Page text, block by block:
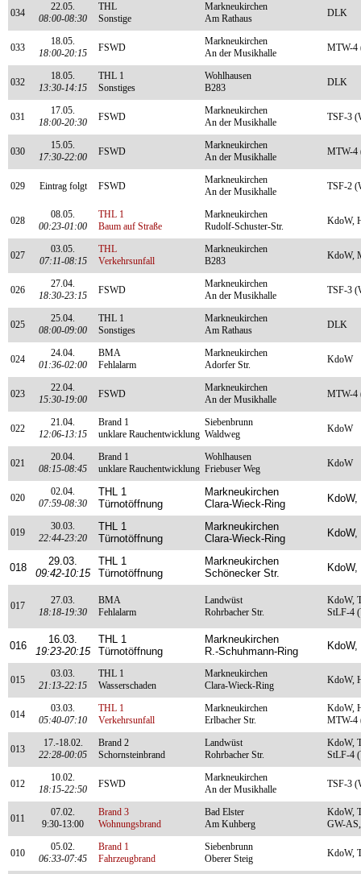
034
22.05.
08:00-08:30
THL
Sonstige
Markneukirchen
Am Rathaus
DLK
033
18.05.
18:00-20:15
FSWD
Markneukirchen
An der Musikhalle
MTW-4
032
18.05.
13:30-14:15
THL 1
Sonstiges
Wohlhausen
B283
DLK
031
17.05.
18:00-20:30
FSWD
Markneukirchen
An der Musikhalle
TSF-3
030
15.05.
17:30-22:00
FSWD
Markneukirchen
An der Musikhalle
MTW-4
029 Eintrag folgt FSWD
Markneukirchen
An der Musikhalle
TSF-2
028
08.05.
00:23-01:00
THL 1
Baum auf Straße
Markneukirchen
Rudolf-Schuster-Str.
KdoW,
027
03.05.
07:11-08:15
THL
Verkehrsunfall
Markneukirchen
B283
KdoW,
026
27.04.
18:30-23:15
FSWD
Markneukirchen
An der Musikhalle
TSF-3
025
25.04.
08:00-09:00
THL 1
Sonstiges
Markneukirchen
Am Rathaus
DLK
024
24.04.
01:36-02:00
BMA
Fehlalarm
Markneukirchen
Adorfer Str.
KdoW
023
22.04.
15:30-19:00
FSWD
Markneukirchen
An der Musikhalle
MTW-4
022
21.04.
12:06-13:15
Brand 1
unklare Rauchentwicklung
Siebenbrunn
Waldweg
KdoW
021
20.04.
08:15-08:45
Brand 1
unklare Rauchentwicklung
Wohlhausen
Friebuser Weg
KdoW
020
02.04.
07:59-08:30
THL 1
Türnotöffnung
Markneukirchen
Clara-Wieck-Ring
KdoW,
019
30.03.
22:44-23:20
THL 1
Türnotöffnung
Markneukirchen
Clara-Wieck-Ring
KdoW,
018
29.03.
09:42-10:15
THL 1
Türnotöffnung
Markneukirchen
Schönecker Str.
KdoW,
017
27.03.
18:18-19:30
BMA
Fehlalarm
Landwüst
Rohrbacher Str.
KdoW,
StLF-4
016
16.03.
19:23-20:15
THL 1
Türnotöffnung
Markneukirchen
R.-Schuhmann-Ring
KdoW,
015
03.03.
21:13-22:15
THL 1
Wasserschaden
Markneukirchen
Clara-Wieck-Ring
KdoW,
014
03.03.
05:40-07:10
THL 1
Verkehrsunfall
Markneukirchen
Erlbacher Str.
KdoW,
MTW-4
013
17.-18.02.
22:28-00:05
Brand 2
Schornsteinbrand
Landwüst
Rohrbacher Str.
KdoW,
StLF-4
012
10.02.
18:15-22:50
FSWD
Markneukirchen
An der Musikhalle
TSF-3
011
07.02.
9:30-13:00
Brand 3
Wohnungsbrand
Bad Elster
Am Kuhberg
KdoW,
GW-
010
05.02.
06:33-07:45
Brand 1
Fahrzeugbrand
Siebenbrunn
Oberer Steig
KdoW,